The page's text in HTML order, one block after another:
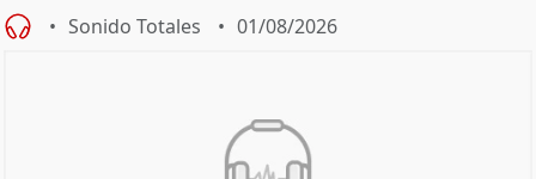
Sonido Totales 01/08/2026